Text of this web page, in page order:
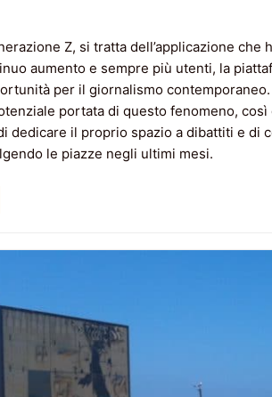
Z, si tratta dell’applicazione
aumento e sempre più utenti, la
per il giornalismo
portata di questo fenomeno,
dedicare il proprio spazio a dibattiti e di
le piazze negli ultimi mesi.